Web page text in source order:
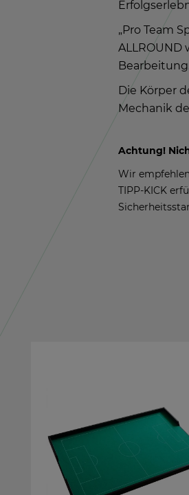
„Pro Team
Die Kör­per
Me­cha­nik
Ach­tung!
Wir
TIPP-KICK